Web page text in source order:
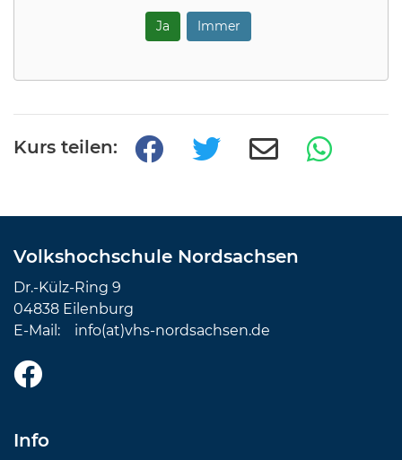
Ja Immer
Kurs teilen:
Volkshochschule Nordsachsen
Dr.-Külz-Ring 9
04838 Eilenburg
E-Mail: info(at)vhs-nordsachsen.de
Info